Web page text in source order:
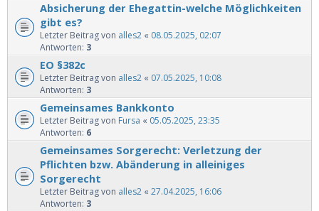
Absicherung der Ehegattin-welche Möglichkeiten
gibt es?
Letzter Beitrag von alles2 « 08.05.2025, 02:07
Antworten: 3
EO §382c
Letzter Beitrag von alles2 « 07.05.2025, 10:08
Antworten: 3
Gemeinsames Bankkonto
Letzter Beitrag von Fursa « 05.05.2025, 23:35
Antworten: 6
Gemeinsames Sorgerecht: Verletzung der
Pflichten bzw. Abänderung in alleiniges
Sorgerecht
Letzter Beitrag von alles2 « 27.04.2025, 16:06
Antworten: 3